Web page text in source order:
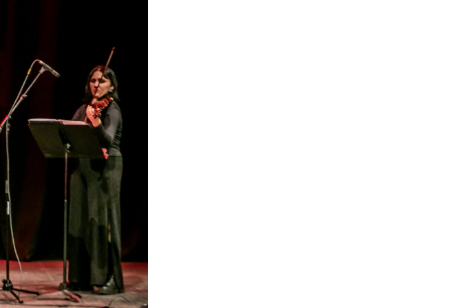
Estrella de
Oro 2024. Además,
Mundial de Tango
Festival Mood
de Interés
de una